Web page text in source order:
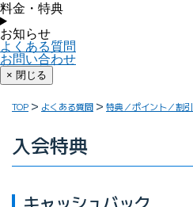
料金・特典
お知らせ
よくある質問
お問い合わせ
× 閉じる
TOP よくある質問 特典／ポイント／割引
入会特典